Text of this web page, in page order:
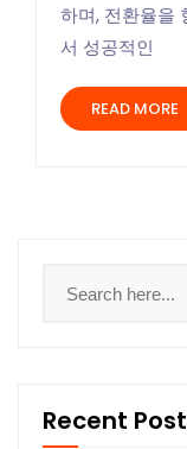
하며, 전환율을
서 성공적인
READ MORE
Recent